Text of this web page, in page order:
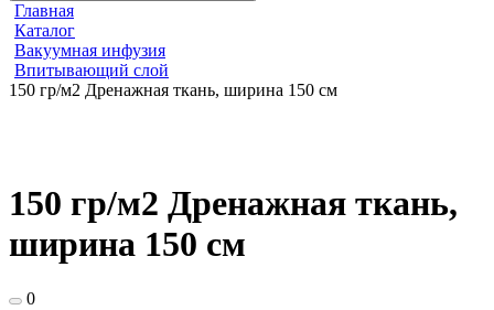
Главная
Каталог
Вакуумная инфузия
Впитывающий слой
150 гр/м2 Дренажная ткань, ширина 150 см
150 гр/м2 Дренажная ткань,
ширина 150 см
0